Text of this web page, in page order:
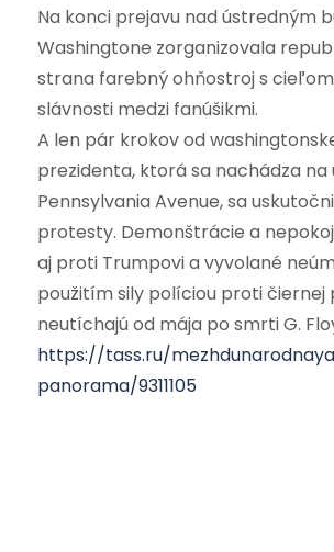
Na konci prejavu nad ústredným
Washingtone zorganizovala
strana farebný ohňostroj s
slávnosti medzi fanúšikmi.
A len pár krokov od
prezidenta, ktorá sa nachádza na
Pennsylvania Avenue, sa
protesty. Demonštrácie a
aj proti Trumpovi a vyvolané
použitím sily políciou proti čiernej
neutíchajú od mája po smrti G.
https://tass.ru/
panorama/9311105